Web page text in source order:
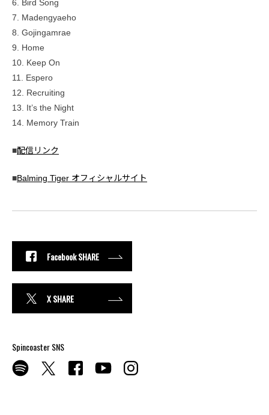
6. Bird Song
7. Madengyaeho
8. Gojingamrae
9. Home
10. Keep On
11. Espero
12. Recruiting
13. It’s the Night
14. Memory Train
■配信リンク
■Balming Tiger オフィシャルサイト
Facebook SHARE
X SHARE
Spincoaster SNS